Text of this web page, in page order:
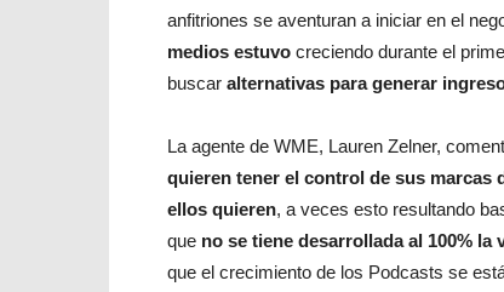
anfitriones se aventuran a iniciar en el
medios estuvo creciendo durante el
buscar alternativas para generar
La agente de WME, Lauren Zelner,
quieren tener el control de sus marcas
ellos quieren, a veces esto resultando
que no se tiene desarrollada al 100% la
que el crecimiento de los Podcasts se